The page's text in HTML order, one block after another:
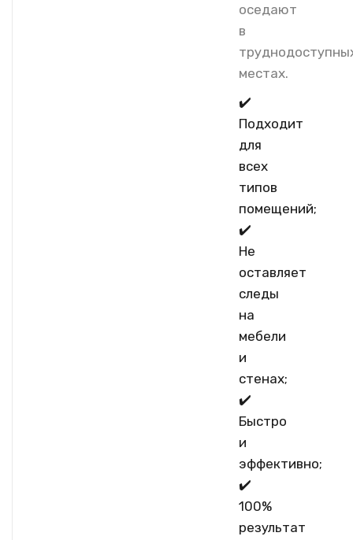
оседают
в
местах.
✔️
Подходит
для
всех
типов
помещений;
✔️
Не
оставляет
следы
на
мебели
и
стенах;
✔️
Быстро
и
эффективно;
✔️
100%
результат